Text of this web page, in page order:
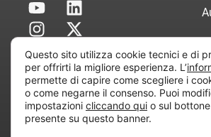
Questo sito utilizza cookie tecnici e di
per offrirti la migliore esperienza. L’
permette di capire come scegliere i
o come negarne il consenso. Puoi
impostazioni cliccando qui o sul
presente su questo banner.